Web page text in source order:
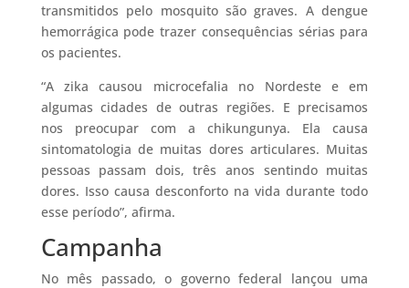
transmitidos pelo mosquito são graves. A dengue
hemorrágica pode trazer consequências sérias para
os pacientes.
“A zika causou microcefalia no Nordeste e em
algumas cidades de outras regiões. E precisamos
nos preocupar com a chikungunya. Ela causa
sintomatologia de muitas dores articulares. Muitas
pessoas passam dois, três anos sentindo muitas
dores. Isso causa desconforto na vida durante todo
esse período”, afirma.
Campanha
No mês passado, o governo federal lançou uma